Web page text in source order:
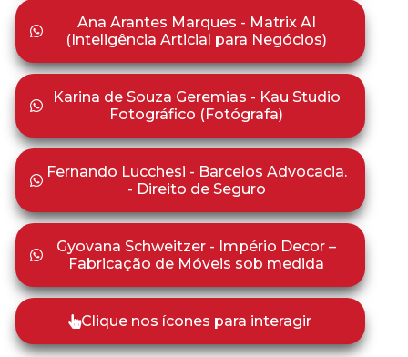
Ana Arantes Marques - Matrix AI
(Inteligência Articial para Negócios)
Karina de Souza Geremias - Kau Studio
Fotográfico (Fotógrafa)
Fernando Lucchesi - Barcelos Advocacia.
- Direito de Seguro
Gyovana Schweitzer - Império Decor –
Fabricação de Móveis sob medida
Clique nos ícones para interagir